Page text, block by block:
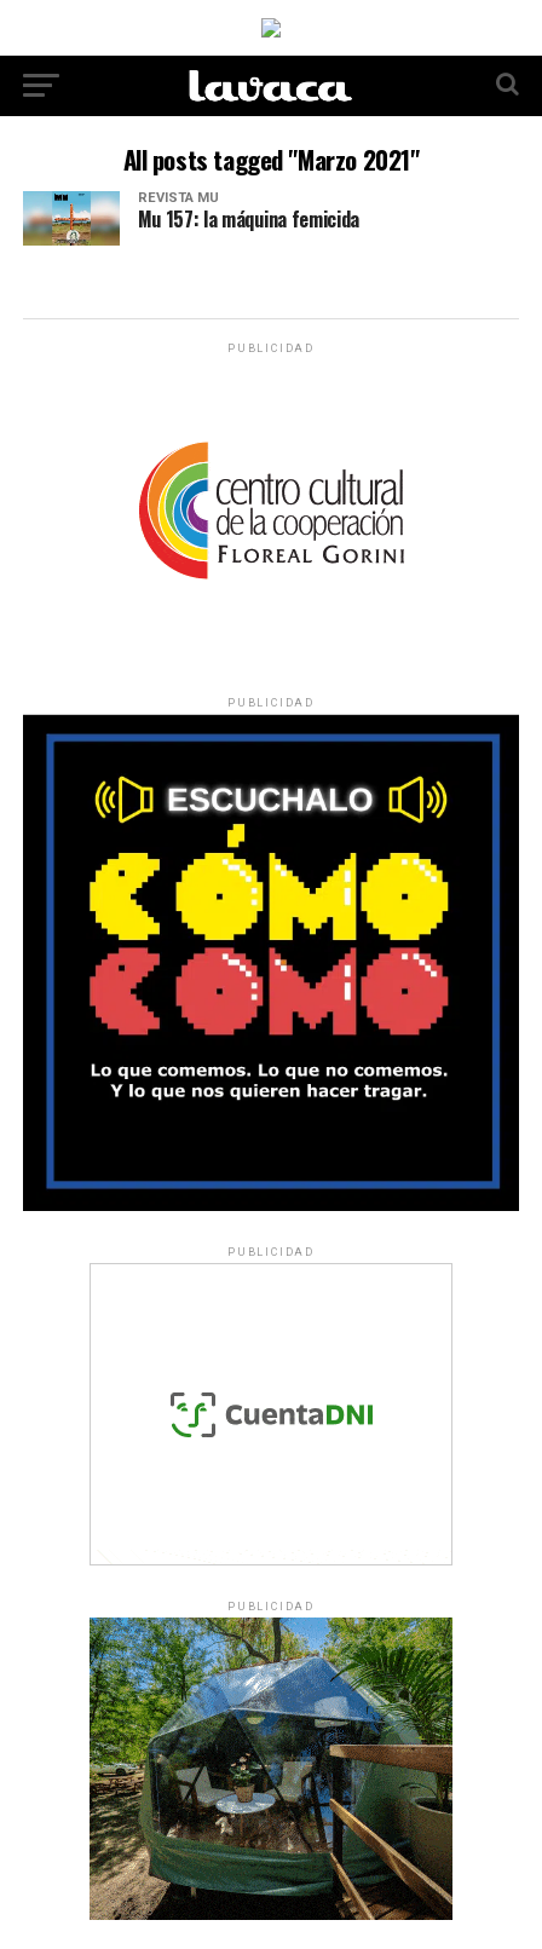
All posts tagged "Marzo 2021"
REVISTA MU
Mu 157: la máquina femicida
PUBLICIDAD
PUBLICIDAD
PUBLICIDAD
PUBLICIDAD